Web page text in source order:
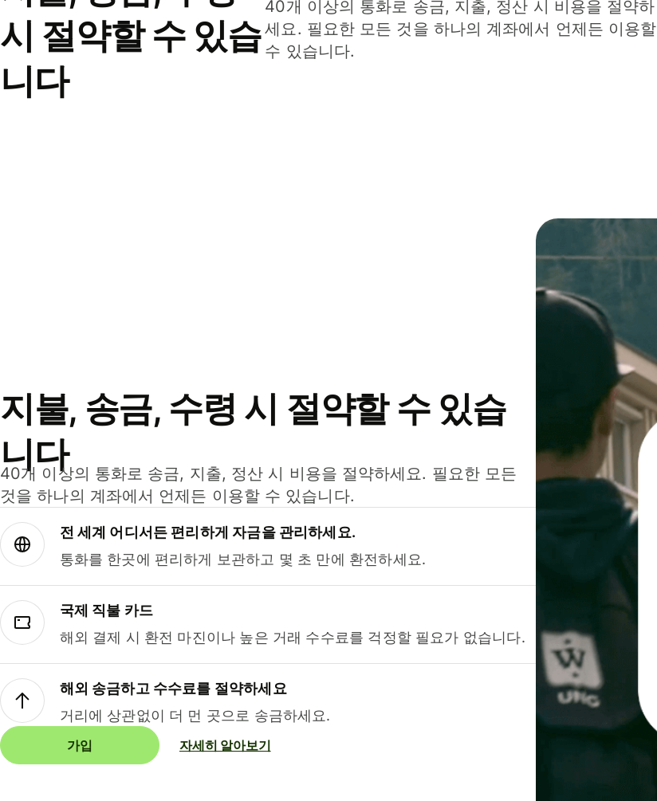
시 절약할 수 있습
니다
40개 이상의 통화로 송금, 지출, 정산 시 비용을 절약하
세요. 필요한 모든 것을 하나의 계좌에서 언제든 이용할
수 있습니다.
지불, 송금, 수령 시 절약할 수 있습
니다
40개 이상의 통화로 송금, 지출, 정산 시 비용을 절약하세요. 필요한 모든
것을 하나의 계좌에서 언제든 이용할 수 있습니다.
전 세계 어디서든 편리하게 자금을 관리하세요.
통화를 한곳에 편리하게 보관하고 몇 초 만에 환전하세요.
국제 직불 카드
해외 결제 시 환전 마진이나 높은 거래 수수료를 걱정할 필요가 없습니다.
해외 송금하고 수수료를 절약하세요
거리에 상관없이 더 먼 곳으로 송금하세요.
가입 자세히 알아보기